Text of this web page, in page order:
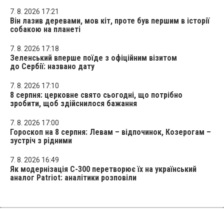
7. 8. 2026 17:21
Він лазив деревами, мов кіт, проте був першим в історії
собакою на планеті
7. 8. 2026 17:18
Зеленський вперше поїде з офіційним візитом
до Сербії: названо дату
7. 8. 2026 17:10
8 серпня: церковне свято сьогодні, що потрібно
зробити, щоб здійснилося бажання
7. 8. 2026 17:00
Гороскоп на 8 серпня: Левам – відпочинок, Козерогам –
зустріч з рідними
7. 8. 2026 16:49
Як модернізація С-300 перетворює їх на український
аналог Patriot: аналітики розповіли